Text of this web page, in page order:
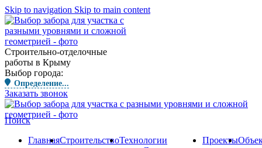
Skip to navigation Skip to main content
Строительно-отделочные
работы в Крыму
Выбор города:
Определение...
Заказать звонок
Поиск
ГлавнаяСтроительствоТехнологии
Проекты